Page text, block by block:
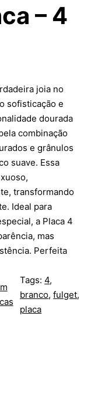
– 4
joia no
sofisticação e
dourada
combinação
e grânulos
suave. Essa
transformando
Ideal para
a Placa 4
mas
Perfeita
Tags:4
branco, fulget
placa